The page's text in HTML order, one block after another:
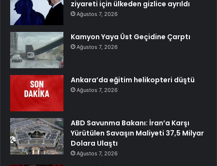
ziyareti için ülkeden gizlice ayrıldı
Ağustos 7, 2026
Kamyon Yaya Üst Geçidine Çarptı
Ağustos 7, 2026
Ankara’da eğitim helikopteri düştü
Ağustos 7, 2026
ABD Savunma Bakanı: İran’a Karşı
Yürütülen Savaşın Maliyeti 37,5 Milyar
Dolara Ulaştı
Ağustos 7, 2026